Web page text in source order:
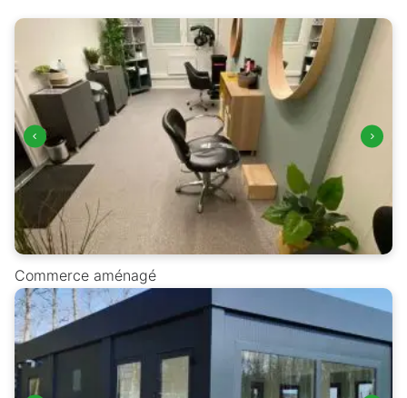
Commerce aménagé